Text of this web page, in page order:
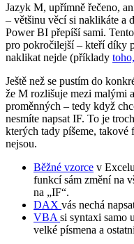
Jazyk M, upřímně řečeno,
– většinu věcí si naklikáte a
Power BI přepíší sami.
pro pokročilejší – kteří díky
naklikat nejde (příklady
Ještě než se pustím do
že M rozlišuje mezi malými
proměnných – tedy když
nesmíte napsat IF. To je
kterých tady píšeme,
nejsou.
Běžné vzorce v
funkcí sám změní na
na „IF“.
DAX vás nechá
VBA si syntaxi samo
velké písmena a